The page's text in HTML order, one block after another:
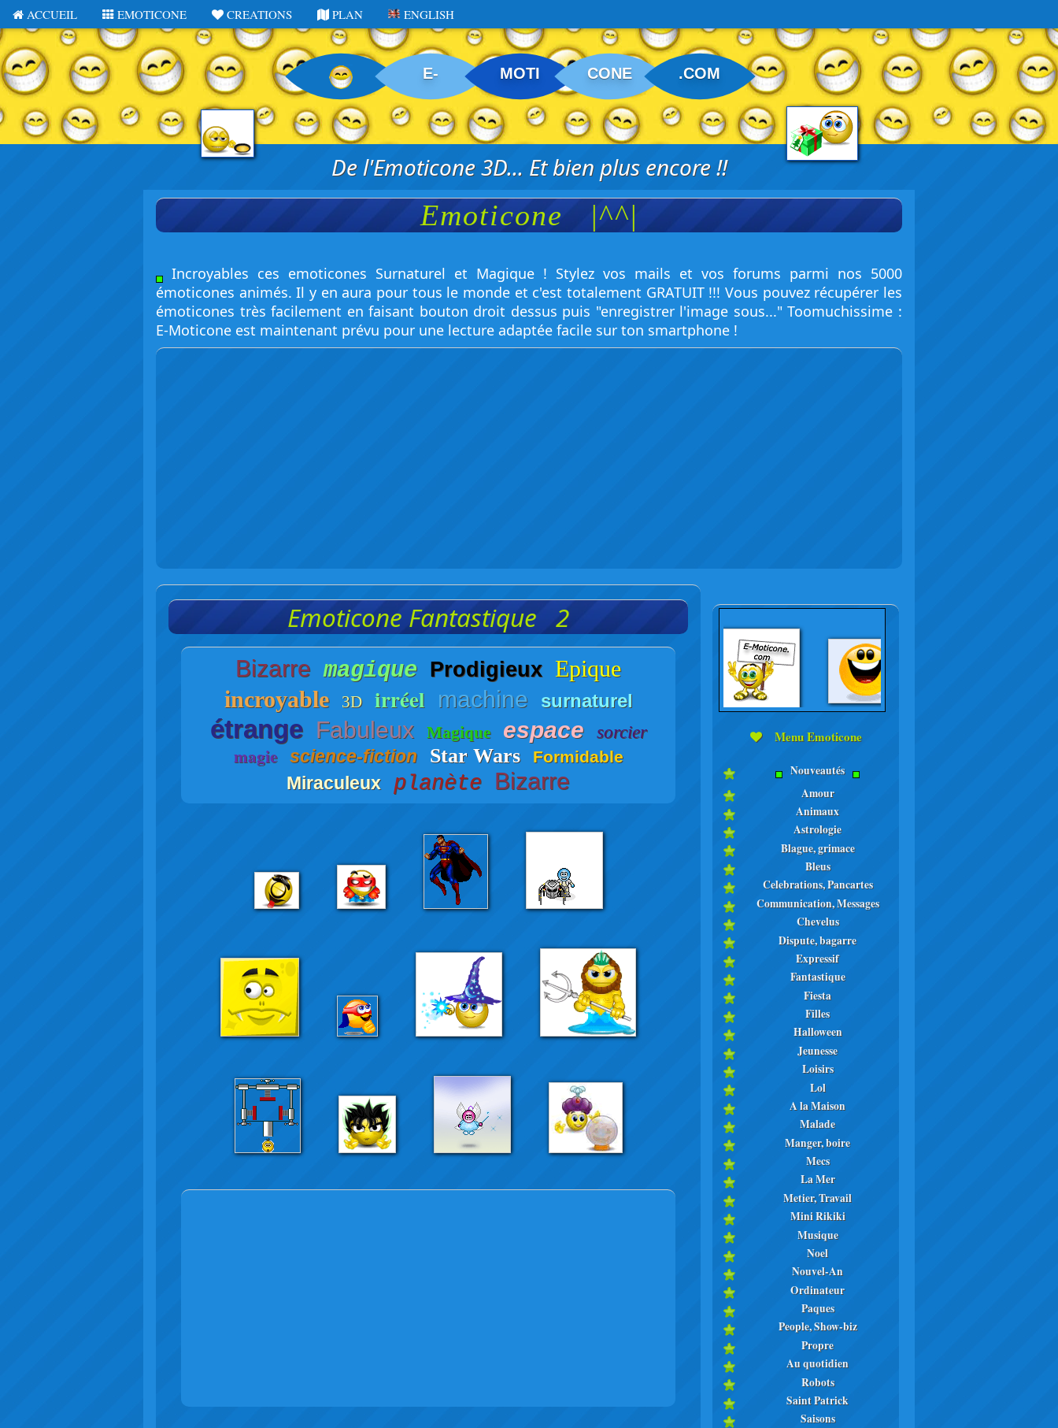
ACCUEIL EMOTICONE CREATIONS PLAN ENGLISH
E- MOTI CONE .COM
De l'Emoticone 3D... Et bien plus encore !!
Emoticone|^^|
Incroyables ces emoticones Surnaturel et Magique ! Stylez vos mails et vos forums parmi nos 5000
émoticones animés. Il y en aura pour tous le monde et c'est totalement GRATUIT !!! Vous pouvez récupérer les
émoticones très facilement en faisant bouton droit dessus puis "enregistrer l'image sous..." Toomuchissime :
E-Moticone est maintenant prévu pour une lecture adaptée facile sur ton smartphone !
Emoticone Fantastique 2
Bizarre magique Prodigieux Epique
incroyable
3D irréel machine surnaturel
étrange Fabuleux Magique espace sorcier
magie science-fiction Star Wars Formidable
Miraculeux planète Bizarre
Menu Emoticone
Nouveautés
Amour
Animaux
Astrologie
Blague, grimace
Bleus
Celebrations, Pancartes
Communication, Messages
Chevelus
Dispute, bagarre
Expressif
Fantastique
Fiesta
Filles
Halloween
Jeunesse
Loisirs
Lol
A la Maison
Malade
Manger, boire
Mecs
La Mer
Metier, Travail
Mini Rikiki
Musique
Noel
Nouvel-An
Ordinateur
Paques
People, Show-biz
Propre
Au quotidien
Robots
Saint Patrick
Saisons